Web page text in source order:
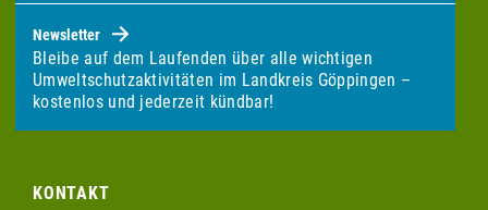
Newsletter
Bleibe auf dem Laufenden über alle wichtigen
Umweltschutzaktivitäten im Landkreis Göppingen –
kostenlos und jederzeit kündbar!
KONTAKT